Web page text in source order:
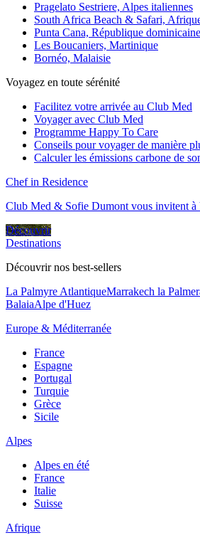
Pragelato Sestriere, Alpes italiennes
South Africa Beach & Safari,
Punta Cana, République dominicaine
Les Boucaniers, Martinique
Bornéo, Malaisie
Voyagez en toute sérénité
Facilitez votre arrivée au Club Med
Voyager avec Club Med
Programme Happy To Care
Conseils pour voyager de manière
Calculer les émissions carbone de
Chef in Residence
Club Med & Sofie Dumont vous invitent à
Découvrir
Destinations
Découvrir nos best-sellers
La Palmyre AtlantiqueMarrakech la
BalaiaAlpe d'Huez
Europe & Méditerranée
France
Espagne
Portugal
Turquie
Grèce
Sicile
Alpes
Alpes en été
France
Italie
Suisse
Afrique